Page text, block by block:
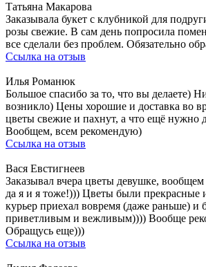
Татьяна Макарова
Заказывала букет с клубникой для
розы свежие. В сам день попросила
все сделали без проблем. Обязательно
Ссылка на отзыв
Илья Романюк
Большое спасибо за то, что вы делаете)
возникло) Цены хорошие и доставка во
цветы свежие и пахнут, а что ещё нужно
Вообщем, всем рекомендую)
Ссылка на отзыв
Вася Евстигнеев
Заказывал вчера цветы девушке, вообщем
да я и я тоже!))) Цветы были прекрасные
курьер приехал вовремя (даже раньше) и
приветливым и вежливым)))) Вообще
Обращусь еще)))
Ссылка на отзыв